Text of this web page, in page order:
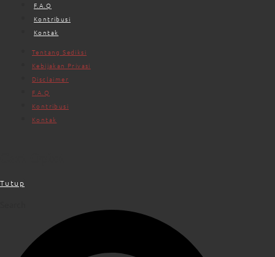
F.A.Q
Kontribusi
Kontak
Tentang Sediksi
Kebijakan Privasi
Disclaimer
F.A.Q
Kontribusi
Kontak
Tutup